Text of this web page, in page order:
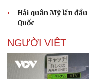
Hải quân Mỹ lần
Quốc
NGƯỜI VIỆT